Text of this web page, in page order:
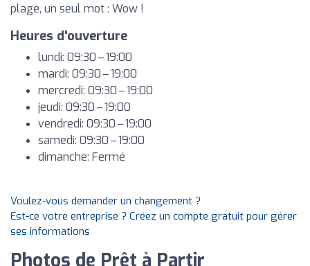
plage, un seul mot : Wow !
Heures d'ouverture
lundi: 09:30 – 19:00
mardi: 09:30 – 19:00
mercredi: 09:30 – 19:00
jeudi: 09:30 – 19:00
vendredi: 09:30 – 19:00
samedi: 09:30 – 19:00
dimanche: Fermé
Voulez-vous demander un changement ?
Est-ce votre entreprise ? Créez un compte gratuit pour gérer
ses informations
Photos de Prêt à Partir